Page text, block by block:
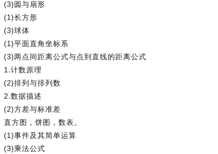
(3)圆与扇形
(1)长方形
(3)球体
(1)平面直角坐标系
(3)两点间距离公式与点到直线的距离公式
1.计数原理
(2)排列与排列数
2.数据描述
(2)方差与标准差
直方图，饼图，数表。
(1)事件及其简单运算
(3)乘法公式